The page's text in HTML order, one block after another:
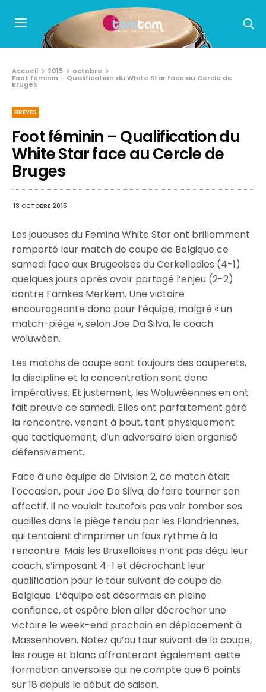
Accueil 2015 octobre
Foot féminin – Qualification du White Star face au Cercle de
Bruges
BRÈVES
Foot féminin – Qualification du
White Star face au Cercle de
Bruges
13 OCTOBRE 2015
Les joueuses du Femina White Star ont brillamment
remporté leur match de coupe de Belgique ce
samedi face aux Brugeoises du Cerkelladies (4-1)
quelques jours après avoir partagé l’enjeu (2-2)
contre Famkes Merkem. Une victoire
encourageante donc pour l’équipe, malgré « un
match-piège », selon Joe Da Silva, le coach
woluwéen.
Les matchs de coupe sont toujours des couperets,
la discipline et la concentration sont donc
impératives. Et justement, les Woluwéennes en ont
fait preuve ce samedi. Elles ont parfaitement géré
la rencontre, venant à bout, tant physiquement
que tactiquement, d’un adversaire bien organisé
défensivement.
Face à une équipe de Division 2, ce match était
l’occasion, pour Joe Da Silva, de faire tourner son
effectif. Il ne voulait toutefois pas voir tomber ses
ouailles dans le piège tendu par les Flandriennes,
qui tentaient d’imprimer un faux rythme à la
rencontre. Mais les Bruxelloises n’ont pas déçu leur
coach, s’imposant 4-1 et décrochant leur
qualification pour le tour suivant de coupe de
Belgique. L’équipe est désormais en pleine
confiance, et espère bien aller décrocher une
victoire le week-end prochain en déplacement à
Massenhoven. Notez qu’au tour suivant de la coupe,
les rouge et blanc affronteront également cette
formation anversoise qui ne compte que 6 points
sur 18 depuis le début de saison.